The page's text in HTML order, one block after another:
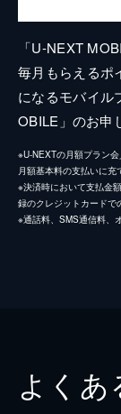
「U-NEXT
毎月もらえるポ
になるモバイル
OBILE」のお申
※U-NEXTの月額プラン
月額基本料の支払いに充
※決済時において支払金
録のクレジットカードで
※通話料、SMS通信料、
よくあ